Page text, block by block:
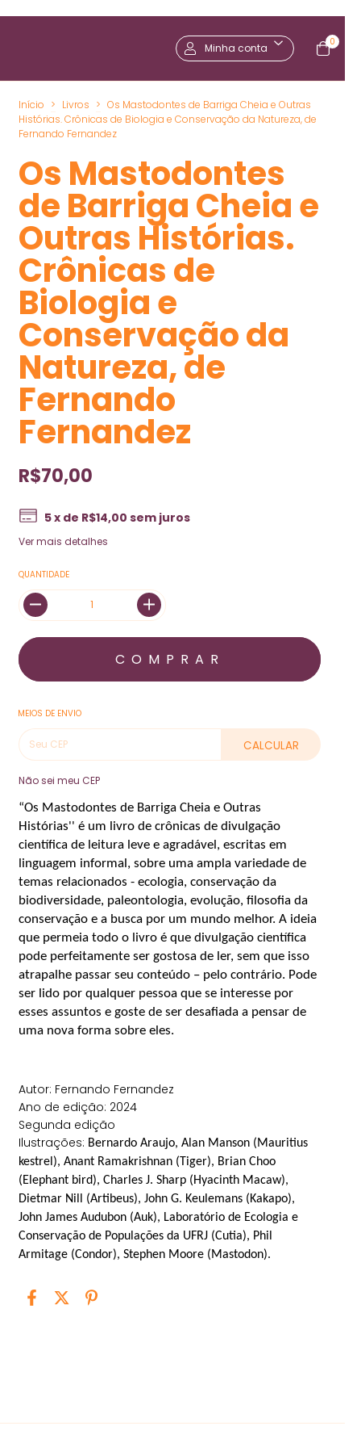
Minha conta 0
Início > Livros > Os Mastodontes de Barriga Cheia e Outras
Histórias. Crônicas de Biologia e Conservação da Natureza, de
Fernando Fernandez
Os Mastodontes
de Barriga Cheia e
Outras Histórias.
Crônicas de
Biologia e
Conservação da
Natureza, de
Fernando
Fernandez
R$70,00
5x de R$14,00 sem juros
Ver mais detalhes
QUANTIDADE
MEIOS DE ENVIO
CALCULAR
Não sei meu CEP
“Os Mastodontes de Barriga Cheia e Outras
Histórias'' é um livro de crônicas de divulgação
científica de leitura leve e agradável, escritas em
linguagem informal, sobre uma ampla variedade de
temas relacionados - ecologia, conservação da
biodiversidade, paleontologia, evolução, filosofia da
conservação e a busca por um mundo melhor. A ideia
que permeia todo o livro é que divulgação científica
pode perfeitamente ser gostosa de ler, sem que isso
atrapalhe passar seu conteúdo – pelo contrário. Pode
ser lido por qualquer pessoa que se interesse por
esses assuntos e goste de ser desafiada a pensar de
uma nova forma sobre eles.
Autor: Fernando Fernandez
Ano de edição: 2024
Segunda edição
Ilustrações: Bernardo Araujo,Alan Manson (Mauritius
kestrel), Anant Ramakrishnan (Tiger), Brian Choo
(Elephant bird), Charles J. Sharp (Hyacinth Macaw),
Dietmar Nill (Artibeus), John G. Keulemans (Kakapo),
John James Audubon (Auk), Laboratório de Ecologia e
Conservação de Populações da UFRJ (Cutia), Phil
Armitage (Condor), Stephen Moore (Mastodon).